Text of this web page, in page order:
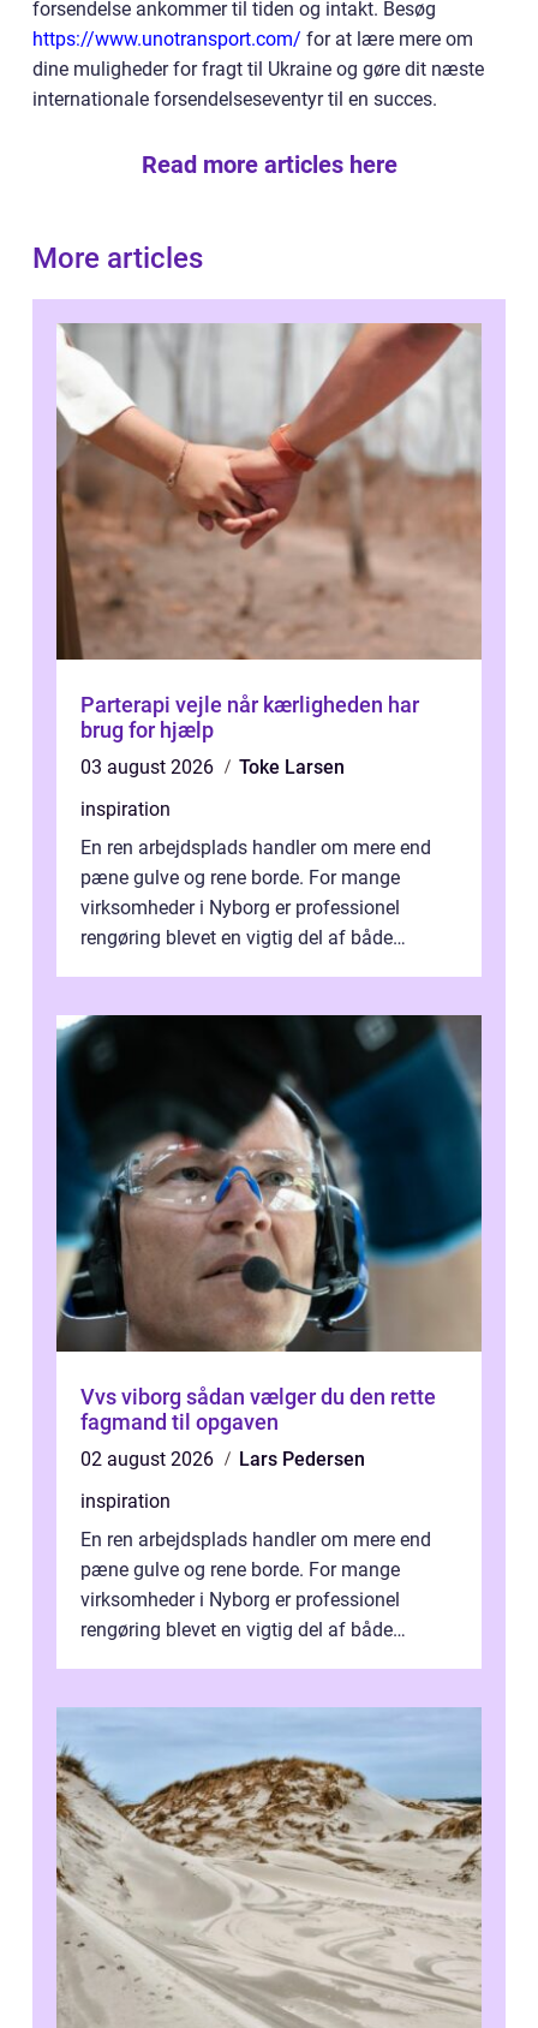
forsendelse ankommer til tiden og intakt. Besøg
https://www.unotransport.com/ for at lære mere om
dine muligheder for fragt til Ukraine og gøre dit næste
internationale forsendelseseventyr til en succes.
Read more articles here
More articles
Parterapi vejle når kærligheden har
brug for hjælp
03 august 2026
Toke Larsen
inspiration
En ren arbejdsplads handler om mere end
pæne gulve og rene borde. For mange
virksomheder i Nyborg er professionel
rengøring blevet en vigtig del af både
Vvs viborg sådan vælger du den rette
fagmand til opgaven
02 august 2026
Lars Pedersen
inspiration
En ren arbejdsplads handler om mere end
pæne gulve og rene borde. For mange
virksomheder i Nyborg er professionel
rengøring blevet en vigtig del af både